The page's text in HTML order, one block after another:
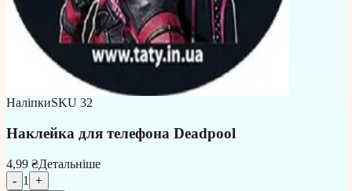
НаліпкиSKU 32
Наклейка для телефона Deadpool
4,99 ₴Детальніше
- 1
+